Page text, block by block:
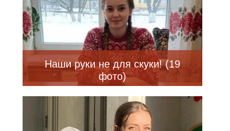
Наши руки не для скуки! (19
фото)